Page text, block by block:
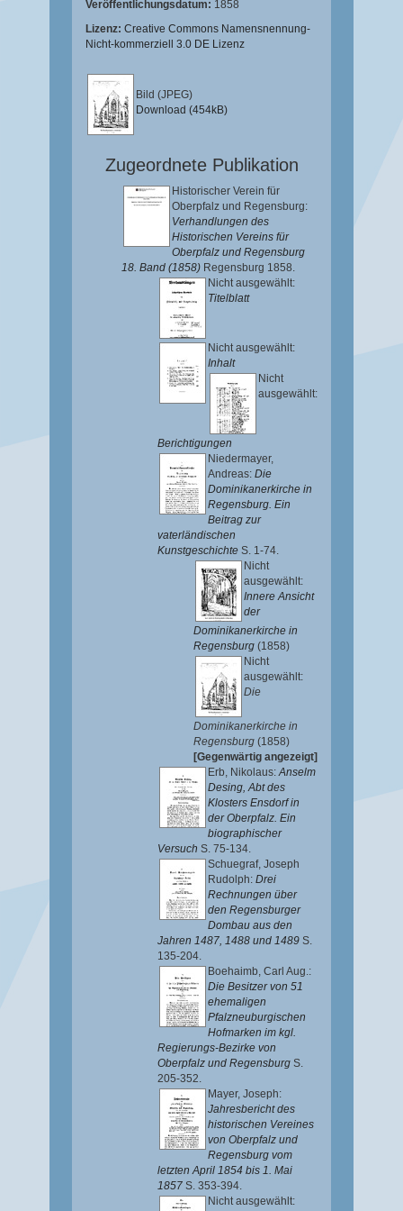
Veröffentlichungsdatum: 1858
Lizenz: Creative Commons Namensnennung-
Nicht-kommerziell 3.0 DE Lizenz
Bild (JPEG)
Download (454kB)
Zugeordnete Publikation
Historischer Verein für
Oberpfalz und Regensburg:
Verhandlungen des
Historischen Vereins für
Oberpfalz und Regensburg
18. Band (1858) Regensburg 1858.
Nicht ausgewählt:
Titelblatt
Nicht ausgewählt:
Inhalt
Nicht
ausgewählt:
Berichtigungen
Niedermayer,
Andreas: Die
Dominikanerkirche in
Regensburg. Ein
Beitrag zur
vaterländischen
Kunstgeschichte S. 1-74.
Nicht
ausgewählt:
Innere Ansicht
der
Dominikanerkirche in
Regensburg (1858)
Nicht
ausgewählt:
Die
Dominikanerkirche in
Regensburg (1858)
[Gegenwärtig angezeigt]
Erb, Nikolaus:Anselm
Desing, Abt des
Klosters Ensdorf in
der Oberpfalz. Ein
biographischer
Versuch S. 75-134.
Schuegraf, Joseph
Rudolph: Drei
Rechnungen über
den Regensburger
Dombau aus den
Jahren 1487, 1488 und 1489 S.
135-204.
Boehaimb, Carl Aug.:
Die Besitzer von 51
ehemaligen
Pfalzneuburgischen
Hofmarken im kgl.
Regierungs-Bezirke von
Oberpfalz und Regensburg S.
205-352.
Mayer, Joseph:
Jahresbericht des
historischen Vereines
von Oberpfalz und
Regensburg vom
letzten April 1854 bis 1. Mai
1857 S. 353-394.
Nicht ausgewählt: